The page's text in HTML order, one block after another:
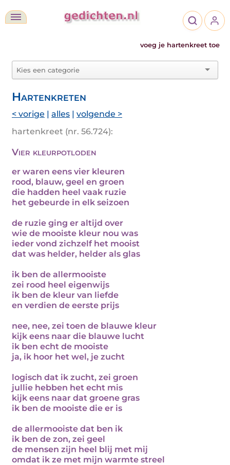
voeg je hartenkreet toe
Hartenkreten
< vorige | alles | volgende >
hartenkreet (nr. 56.724):
Vier kleurpotloden
er waren eens vier kleuren
rood, blauw, geel en groen
die hadden heel vaak ruzie
het gebeurde in elk seizoen
de ruzie ging er altijd over
wie de mooiste kleur nou was
ieder vond zichzelf het mooist
dat was helder, helder als glas
ik ben de allermooiste
zei rood heel eigenwijs
ik ben de kleur van liefde
en verdien de eerste prijs
nee, nee, zei toen de blauwe kleur
kijk eens naar die blauwe lucht
ik ben echt de mooiste
ja, ik hoor het wel, je zucht
logisch dat ik zucht, zei groen
jullie hebben het echt mis
kijk eens naar dat groene gras
ik ben de mooiste die er is
de allermooiste dat ben ik
ik ben de zon, zei geel
de mensen zijn heel blij met mij
omdat ik ze met mijn warmte streel